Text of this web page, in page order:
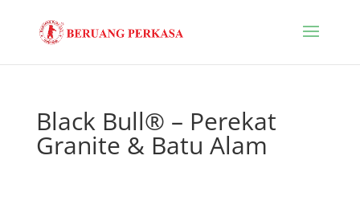
Black Bull® – Perekat
Granite & Batu Alam